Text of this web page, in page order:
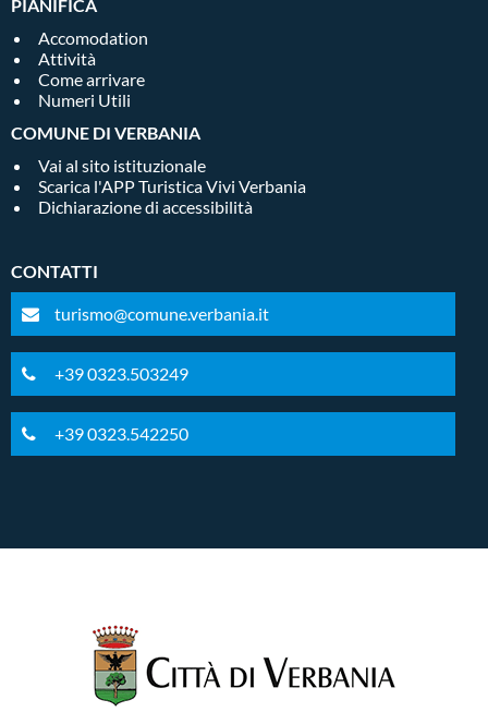
PIANIFICA
Accomodation
Attività
Come arrivare
Numeri Utili
COMUNE DI VERBANIA
Vai al sito istituzionale
Scarica l'APP Turistica Vivi Verbania
Dichiarazione di accessibilità
CONTATTI
turismo@comune.verbania.it
+39 0323.503249
+39 0323.542250